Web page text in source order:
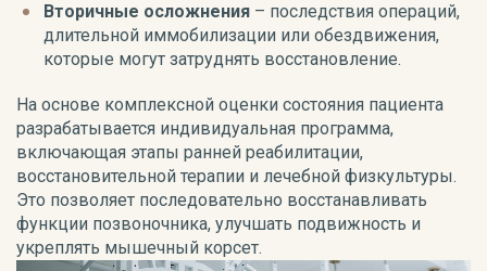
Вторичные осложнения – последствия операций,
длительной иммобилизации или обездвижения,
которые могут затруднять восстановление.
На основе комплексной оценки состояния пациента
разрабатывается индивидуальная программа,
включающая этапы ранней реабилитации,
восстановительной терапии и лечебной физкультуры.
Это позволяет последовательно восстанавливать
функции позвоночника, улучшать подвижность и
укреплять мышечный корсет.